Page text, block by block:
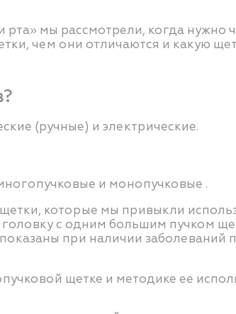
мы рассмотрели, когда нужно
чем они отличаются и какую
(ручные) и электрические.
и монопучковые .
которые мы привыкли
с одним большим пучком
при наличии
щетке и методике ее